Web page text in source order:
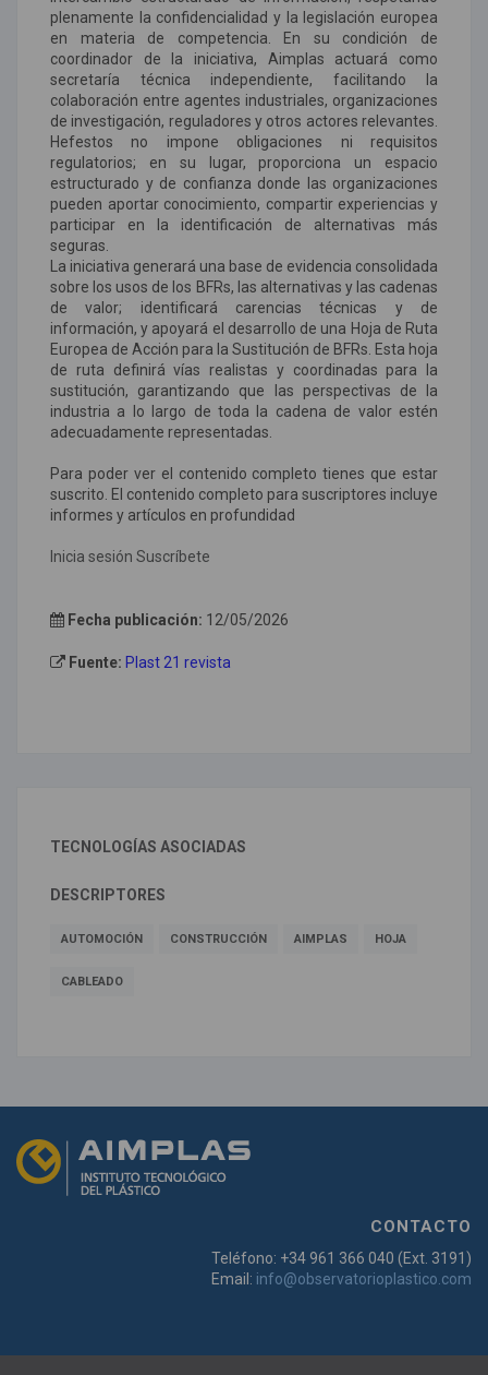
plenamente la confidencialidad y la legislación europea
en materia de competencia. En su condición de
coordinador de la iniciativa, Aimplas actuará como
secretaría técnica independiente, facilitando la
colaboración entre agentes industriales, organizaciones
de investigación, reguladores y otros actores relevantes.
Hefestos no impone obligaciones ni requisitos
regulatorios; en su lugar, proporciona un espacio
estructurado y de confianza donde las organizaciones
pueden aportar conocimiento, compartir experiencias y
participar en la identificación de alternativas más
seguras.
La iniciativa generará una base de evidencia consolidada
sobre los usos de los BFRs, las alternativas y las cadenas
de valor; identificará carencias técnicas y de
información, y apoyará el desarrollo de una Hoja de Ruta
Europea de Acción para la Sustitución de BFRs. Esta hoja
de ruta definirá vías realistas y coordinadas para la
sustitución, garantizando que las perspectivas de la
industria a lo largo de toda la cadena de valor estén
adecuadamente representadas.
Para poder ver el contenido completo tienes que estar
suscrito. El contenido completo para suscriptores incluye
informes y artículos en profundidad
Inicia sesión Suscríbete
Fecha publicación: 12/05/2026
Fuente: Plast 21 revista
TECNOLOGÍAS ASOCIADAS
DESCRIPTORES
AUTOMOCIÓN CONSTRUCCIÓN AIMPLAS HOJA
CABLEADO
CONTACTO
Teléfono: +34 961 366 040 (Ext. 3191)
Email: info@observatorioplastico.com